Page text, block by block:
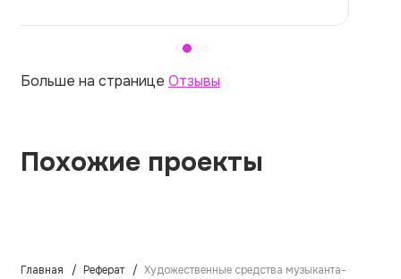
Больше на странице Отзывы
Похожие проекты
Главная Реферат
Художественные средства музыканта-